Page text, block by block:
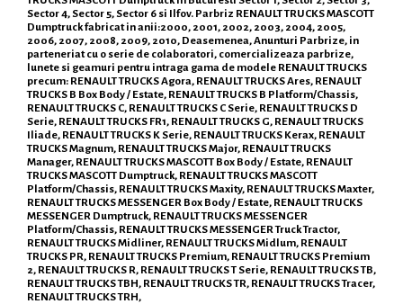
Sector 4, Sector 5, Sector 6 si Ilfov. Parbriz RENAULT TRUCKS MASCOTT
Dumptruck fabricat in anii:2000, 2001, 2002, 2003, 2004, 2005,
2006, 2007, 2008, 2009, 2010, Deasemenea, Anunturi Parbrize, in
parteneriat cu o serie de colaboratori, comercializeaza parbrize,
lunete si geamuri pentru intraga gama de modele RENAULT TRUCKS
precum: RENAULT TRUCKS Agora, RENAULT TRUCKS Ares, RENAULT
TRUCKS B Box Body / Estate, RENAULT TRUCKS B Platform/Chassis,
RENAULT TRUCKS C, RENAULT TRUCKS C Serie, RENAULT TRUCKS D
Serie, RENAULT TRUCKS FR1, RENAULT TRUCKS G, RENAULT TRUCKS
Iliade, RENAULT TRUCKS K Serie, RENAULT TRUCKS Kerax, RENAULT
TRUCKS Magnum, RENAULT TRUCKS Major, RENAULT TRUCKS
Manager, RENAULT TRUCKS MASCOTT Box Body / Estate, RENAULT
TRUCKS MASCOTT Dumptruck, RENAULT TRUCKS MASCOTT
Platform/Chassis, RENAULT TRUCKS Maxity, RENAULT TRUCKS Maxter,
RENAULT TRUCKS MESSENGER Box Body / Estate, RENAULT TRUCKS
MESSENGER Dumptruck, RENAULT TRUCKS MESSENGER
Platform/Chassis, RENAULT TRUCKS MESSENGER Truck Tractor,
RENAULT TRUCKS Midliner, RENAULT TRUCKS Midlum, RENAULT
TRUCKS PR, RENAULT TRUCKS Premium, RENAULT TRUCKS Premium
2, RENAULT TRUCKS R, RENAULT TRUCKS T Serie, RENAULT TRUCKS TB,
RENAULT TRUCKS TBH, RENAULT TRUCKS TR, RENAULT TRUCKS Tracer,
RENAULT TRUCKS TRH,